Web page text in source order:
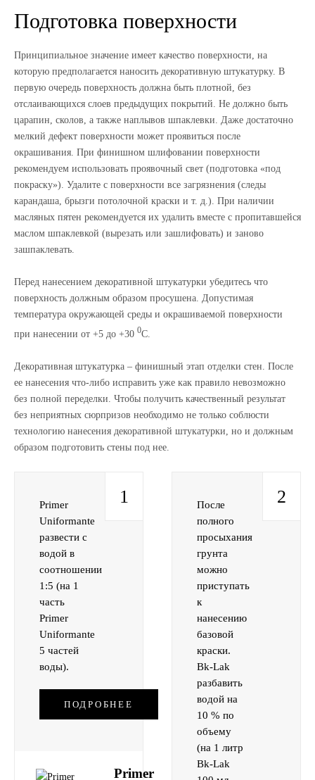
Подготовка поверхности
Принципиальное значение имеет качество поверхности, на
которую предполагается наносить декоративную штукатурку. В
первую очередь поверхность должна быть плотной, без
отслаивающихся слоев предыдущих покрытий. Не должно быть
царапин, сколов, а также наплывов шпаклевки. Даже достаточно
мелкий дефект поверхности может проявиться после
окрашивания. При финишном шлифовании поверхности
рекомендуем использовать проявочный свет (подготовка «под
покраску»). Удалите с поверхности все загрязнения (следы
карандаша, брызги потолочной краски и т. д.). При наличии
масляных пятен рекомендуется их удалить вместе с пропитавшейся
маслом шпаклевкой (вырезать или зашлифовать) и заново
зашпаклевать.
Перед нанесением декоративной штукатурки убедитесь что
поверхность должным образом просушена. Допустимая
температура окружающей среды и окрашиваемой поверхности
при нанесении от +5 до +30 0С.
Декоративная штукатурка – финишный этап отделки стен. После
ее нанесения что-либо исправить уже как правило невозможно
без полной переделки. Чтобы получить качественный результат
без неприятных сюрпризов необходимо не только соблюсти
технологию нанесения декоративной штукатурки, но и должным
образом подготовить стены под нее.
Primer
Uniformante
развести с
водой в
соотношении
1:5 (на 1
часть
Primer
Uniformante
5 частей
воды).
ПОДРОБНЕЕ
1
Primer
После
полного
просыхания
грунта
можно
приступать
к
нанесению
базовой
краски.
Bk-Lak
разбавить
водой на
10 % по
объему
(на 1 литр
Bk-Lak
2